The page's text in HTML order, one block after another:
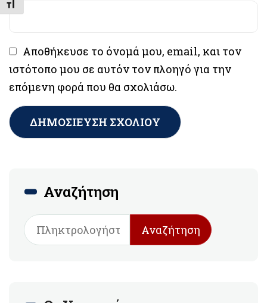
Εναλλαγή Μεγέθους Γραμμάτων
Αποθήκευσε το όνομά μου, email, και τον
ιστότοπο μου σε αυτόν τον πλοηγό για την
επόμενη φορά που θα σχολιάσω.
Αναζήτηση
Αναζήτηση